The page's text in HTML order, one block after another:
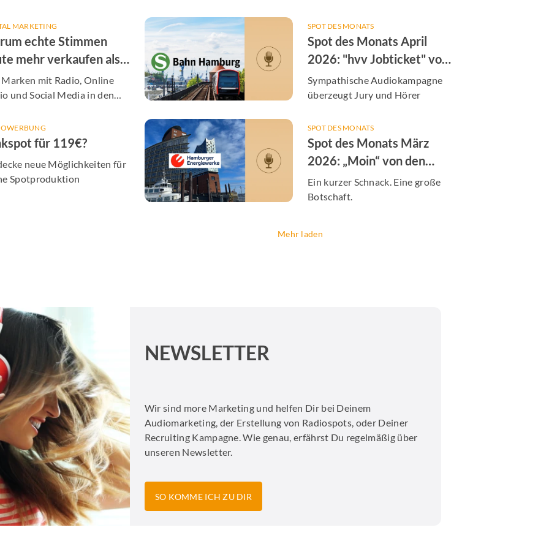
MARKETING
echte Stimmen
mehr verkaufen als
KI-Postmit Radio, Online
und Social Media in den
Cases aus Hamburg
für 119€?
neue Möglichkeiten für
Spotproduktion
SPOT DES MONATS
Spot des Monats April
2026: "hvv Jobticket" von
der S-Bahn Hamburg
Sympathische Audiokampagne
überzeugt Jury und Hörer
SPOT DES MONATS
Spot des Monats März
2026: „Moin“ von den
Hamburger Energiewerken
Ein kurzer Schnack. Eine große
Botschaft.
Mehr laden
NEWSLETTER
Wir sind more Marketing und helfen Dir bei Deinem
Audiomarketing, der Erstellung von Radiospots, oder Deiner
Recruiting Kampagne. Wie genau, erfährst Du regelmäßig über
unseren Newsletter.
SO KOMME ICH ZU DIR